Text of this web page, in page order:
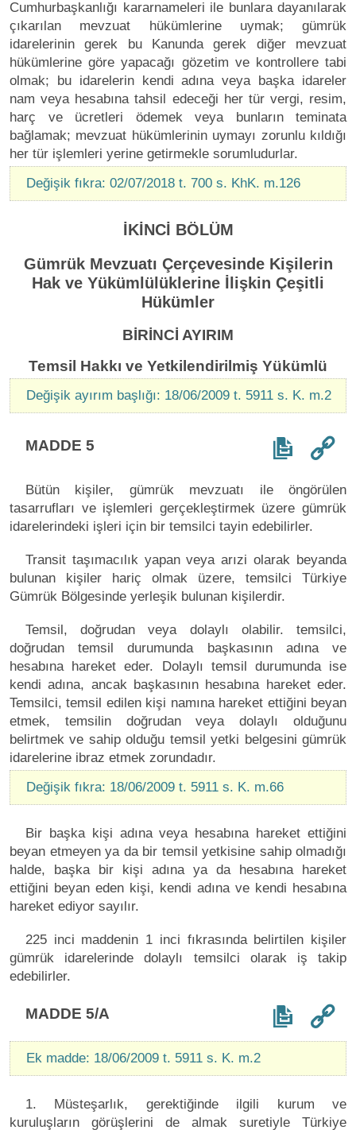
Cumhurbaşkanlığı kararnameleri ile bunlara dayanılarak
çıkarılan mevzuat hükümlerine uymak; gümrük
idarelerinin gerek bu Kanunda gerek diğer mevzuat
hükümlerine göre yapacağı gözetim ve kontrollere tabi
olmak; bu idarelerin kendi adına veya başka idareler
nam veya hesabına tahsil edeceği her tür vergi, resim,
harç ve ücretleri ödemek veya bunların teminata
bağlamak; mevzuat hükümlerinin uymayı zorunlu kıldığı
her tür işlemleri yerine getirmekle sorumludurlar.
Değişik fıkra: 02/07/2018 t. 700 s. KhK. m.126
İKİNCİ BÖLÜM
Gümrük Mevzuatı Çerçevesinde Kişilerin
Hak ve Yükümlülüklerine İlişkin Çeşitli
Hükümler
BİRİNCİ AYIRIM
Temsil Hakkı ve Yetkilendirilmiş Yükümlü
Değişik ayırım başlığı: 18/06/2009 t. 5911 s. K. m.2
MADDE 5
Bütün kişiler, gümrük mevzuatı ile öngörülen
tasarrufları ve işlemleri gerçekleştirmek üzere gümrük
idarelerindeki işleri için bir temsilci tayin edebilirler.
Transit taşımacılık yapan veya arızi olarak beyanda
bulunan kişiler hariç olmak üzere, temsilci Türkiye
Gümrük Bölgesinde yerleşik bulunan kişilerdir.
Temsil, doğrudan veya dolaylı olabilir. temsilci,
doğrudan temsil durumunda başkasının adına ve
hesabına hareket eder. Dolaylı temsil durumunda ise
kendi adına, ancak başkasının hesabına hareket eder.
Temsilci, temsil edilen kişi namına hareket ettiğini beyan
etmek, temsilin doğrudan veya dolaylı olduğunu
belirtmek ve sahip olduğu temsil yetki belgesini gümrük
idarelerine ibraz etmek zorundadır.
Değişik fıkra: 18/06/2009 t. 5911 s. K. m.66
Bir başka kişi adına veya hesabına hareket ettiğini
beyan etmeyen ya da bir temsil yetkisine sahip olmadığı
halde, başka bir kişi adına ya da hesabına hareket
ettiğini beyan eden kişi, kendi adına ve kendi hesabına
hareket ediyor sayılır.
225 inci maddenin 1 inci fıkrasında belirtilen kişiler
gümrük idarelerinde dolaylı temsilci olarak iş takip
edebilirler.
MADDE 5/A
Ek madde: 18/06/2009 t. 5911 s. K. m.2
1. Müsteşarlık, gerektiğinde ilgili kurum ve
kuruluşların görüşlerini de almak suretiyle Türkiye